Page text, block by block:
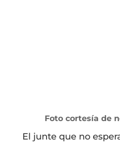
Foto cortesía de
El junte que no